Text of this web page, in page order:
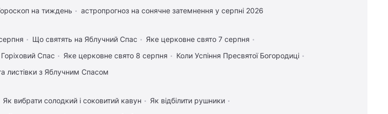
на тиждень астропрогноз на сонячне затемнення у серпні 2026
Що святять на Яблучний Спас
Яке церковне свято 7 серпня
Спас
Яке церковне свято 8 серпня
Коли Успіння Пресвятої Богородиці
листівки з Яблучним Спасом
Як вибрати солодкий і соковитий кавун
Як відбілити рушники